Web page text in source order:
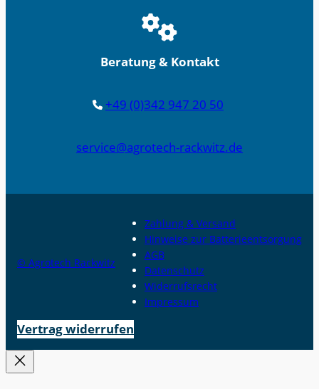
Beratung & Kontakt
+49 (0)342 947 20 50
service@agrotech-rackwitz.de
© Agrotech Rackwitz
Zahlung & Versand
Hinweise zur Batterieentsorgung
AGB
Datenschutz
Widerrufsrecht
Impressum
Vertrag widerrufen